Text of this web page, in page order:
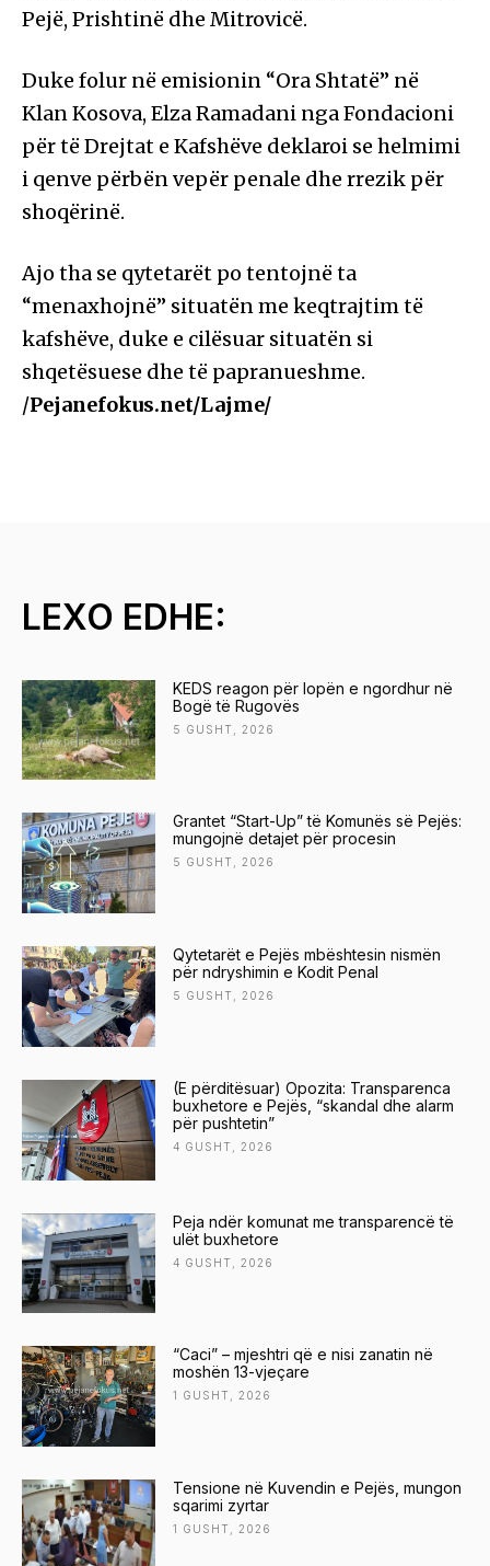
Pejë, Prishtinë dhe Mitrovicë.
Duke folur në emisionin “Ora Shtatë” në
Klan Kosova, Elza Ramadani nga Fondacioni
për të Drejtat e Kafshëve deklaroi se helmimi
i qenve përbën vepër penale dhe rrezik për
shoqërinë.
Ajo tha se qytetarët po tentojnë ta
“menaxhojnë” situatën me keqtrajtim të
kafshëve, duke e cilësuar situatën si
shqetësuese dhe të papranueshme.
/Pejanefokus.net/Lajme/
LEXO EDHE:
KEDS reagon për lopën e ngordhur në
Bogë të Rugovës
5 GUSHT, 2026
Grantet “Start-Up” të Komunës së Pejës:
mungojnë detajet për procesin
5 GUSHT, 2026
Qytetarët e Pejës mbështesin nismën
për ndryshimin e Kodit Penal
5 GUSHT, 2026
(E përditësuar) Opozita: Transparenca
buxhetore e Pejës, “skandal dhe alarm
për pushtetin”
4 GUSHT, 2026
Peja ndër komunat me transparencë të
ulët buxhetore
4 GUSHT, 2026
“Caci” – mjeshtri që e nisi zanatin në
moshën 13-vjeçare
1 GUSHT, 2026
Tensione në Kuvendin e Pejës, mungon
sqarimi zyrtar
1 GUSHT, 2026